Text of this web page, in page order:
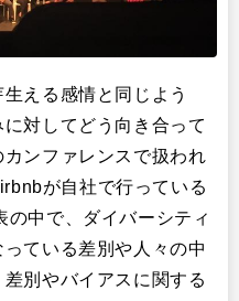
える感情と同じよう
対してどう向き合って
ンファレンスで扱われ
が自社で行っている
中で、ダイバーシティ
ている差別や人々の中
別やバイアスに関する